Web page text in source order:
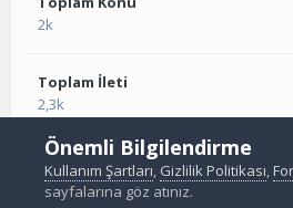
2k
Toplam İleti
2,3k
Önemli Bilgilendirme
Kullanım Şartları, Gizlilik Politikası,
sayfalarına göz atınız.